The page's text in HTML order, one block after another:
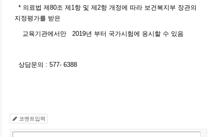
* 의료법 제80조 제1항 및 제2항 개정에 따라 보건복지부 장관의
지정평가를 받은
교육기관에서만 2019년 부터 국가시험에 응시할 수 있음
상담문의 : 577- 6388
코멘트입력